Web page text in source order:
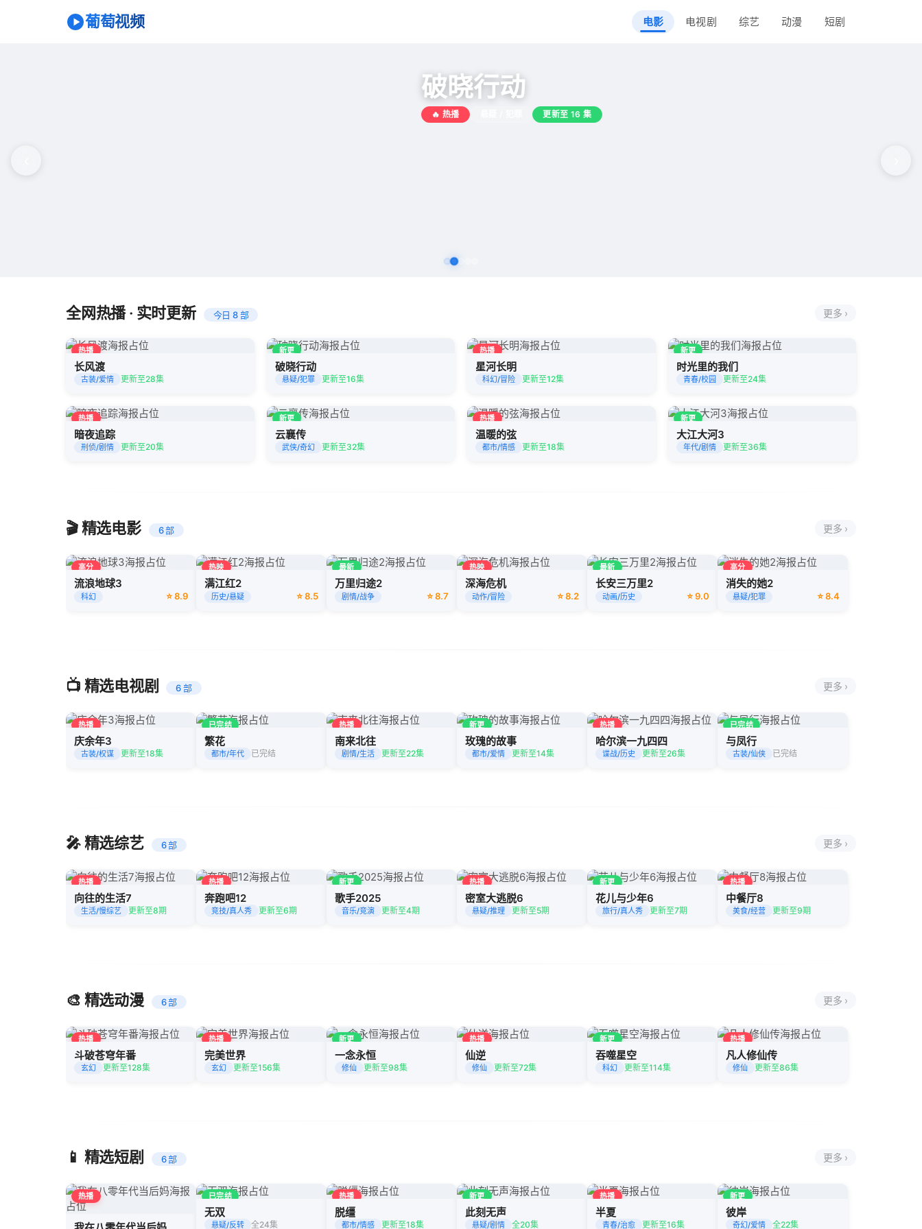
葡萄视频 电影 电视剧 综艺 动漫 短剧
全网热播 · 实时更新 今日 8 部 更多 ›
热播
长风渡
古装/爱情 更新至28集
新更
破晓行动
悬疑/犯罪 更新至16集
热播
星河长明
科幻/冒险 更新至12集
新更
时光里的我们
青春/校园 更新至24集
热播
暗夜追踪
刑侦/剧情 更新至20集
新更
云襄传
武侠/奇幻 更新至32集
热播
温暖的弦
都市/情感 更新至18集
新更
大江大河3
年代/剧情 更新至36集
🎬 精选电影 6 部 更多 ›
高分
流浪地球3
科幻 ⭐ 8.9
热映
满江红2
历史/悬疑 ⭐ 8.5
最新
万里归途2
剧情/战争 ⭐ 8.7
热映
深海危机
动作/冒险 ⭐ 8.2
最新
长安三万里2
动画/历史 ⭐ 9.0
高分
消失的她2
悬疑/犯罪 ⭐ 8.4
📺 精选电视剧 6 部 更多 ›
热播
庆余年3
古装/权谋 更新至18集
已完结
繁花
都市/年代 已完结
热播
南来北往
剧情/生活 更新至22集
新更
玫瑰的故事
都市/爱情 更新至14集
热播
哈尔滨一九四四
谍战/历史 更新至26集
已完结
与凤行
古装/仙侠 已完结
🎤 精选综艺 6 部 更多 ›
热播
向往的生活7
生活/慢综艺 更新至8期
热播
奔跑吧12
竞技/真人秀 更新至6期
新更
歌手2025
音乐/竞演 更新至4期
热播
密室大逃脱6
悬疑/推理 更新至5期
新更
花儿与少年6
旅行/真人秀 更新至7期
热播
中餐厅8
美食/经营 更新至9期
🎨 精选动漫 6 部 更多 ›
热播
斗破苍穹年番
玄幻 更新至128集
热播
完美世界
玄幻 更新至156集
新更
一念永恒
修仙 更新至98集
热播
仙逆
修仙 更新至72集
新更
吞噬星空
科幻 更新至114集
热播
凡人修仙传
修仙 更新至86集
📱 精选短剧 6 部 更多 ›
热播 已完结
无双
悬疑/反转 全24集
热播
脱缰
都市/情感 更新至18集
新更
此刻无声
悬疑/剧情 全20集
热播
半夏
青春/治愈 更新至16集
新更
彼岸
奇幻/爱情 全22集